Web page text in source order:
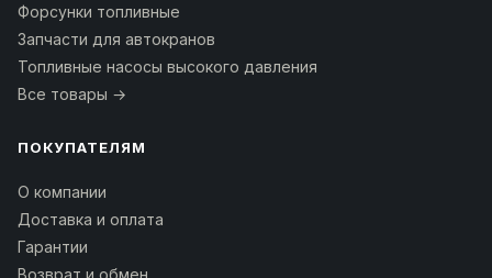
Форсунки топливные
Запчасти для автокранов
Топливные насосы высокого давления
Все товары →
ПОКУПАТЕЛЯМ
О компании
Доставка и оплата
Гарантии
Возврат и обмен